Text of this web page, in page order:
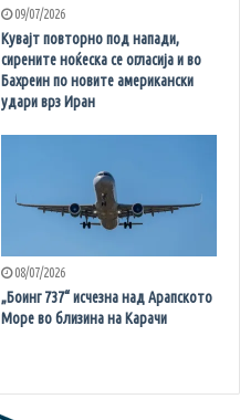
09/07/2026
Кувајт повторно под напади,
сирените ноќеска се огласија и во
Бахреин по новите американски
удари врз Иран
08/07/2026
„Боинг 737“ исчезна над Арапското
Море во близина на Карачи